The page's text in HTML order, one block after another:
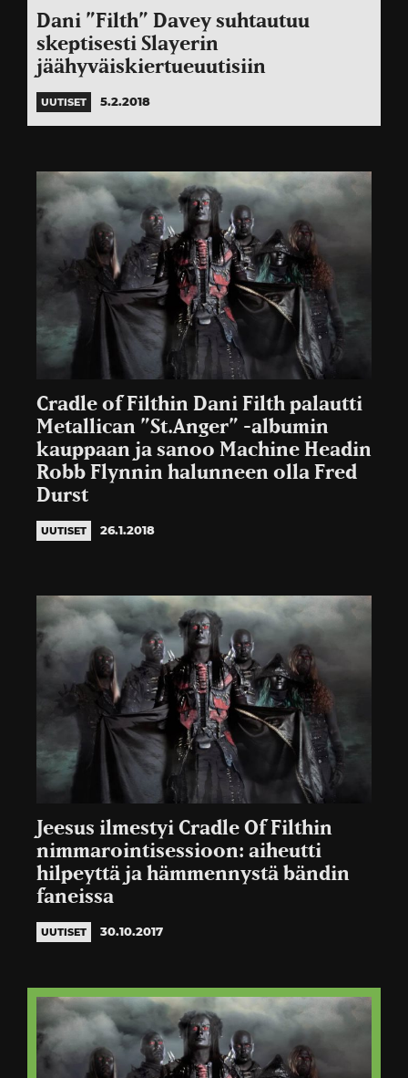
Dani ”Filth” Davey suhtautuu
skeptisesti Slayerin
jäähyväiskiertueuutisiin
UUTISET 5.2.2018
Cradle of Filthin Dani Filth palautti
Metallican ”St.Anger” -albumin
kauppaan ja sanoo Machine Headin
Robb Flynnin halunneen olla Fred
Durst
UUTISET 26.1.2018
Jeesus ilmestyi Cradle Of Filthin
nimmarointisessioon: aiheutti
hilpeyttä ja hämmennystä bändin
faneissa
UUTISET 30.10.2017